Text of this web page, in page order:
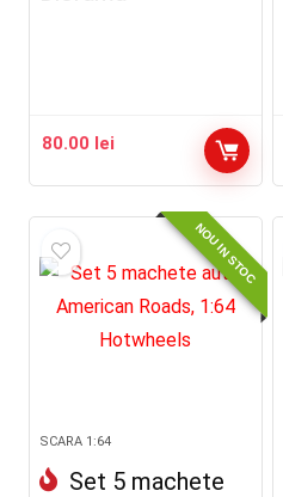
80.00 lei
NOU IN STOC
SCARA 1:64
Set 5 machete